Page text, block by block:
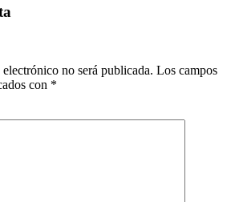
no será publicada. Los campos
con *